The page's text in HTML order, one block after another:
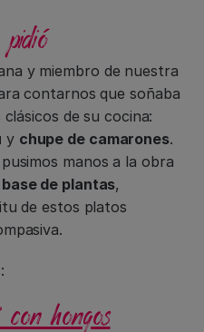
y miembro de nuestra
contarnos que soñaba
de su cocina:
y chupe de camarones.
manos a la obra
base de plantas,
de estos platos
con hongos